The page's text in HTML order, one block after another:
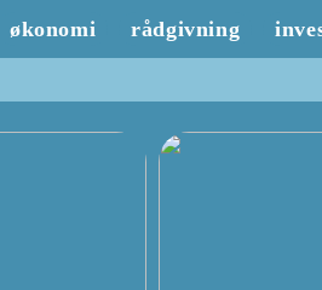
økonomi rådgivning